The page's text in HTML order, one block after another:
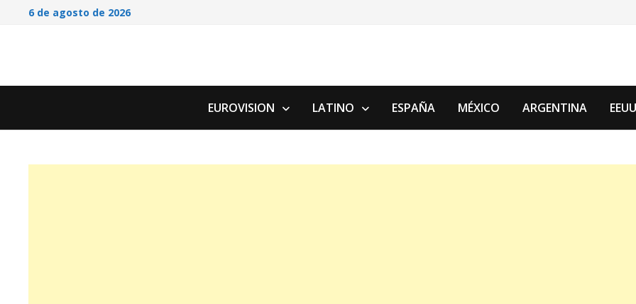
Saltar6 de agosto de 2026
EUROVISION LATINO ESPAÑA MÉXICO ARGENTINA